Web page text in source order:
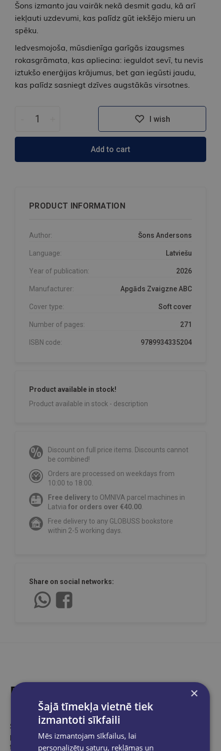
Šons izmanto jau vairāk nekā desmit gadu, kā arī
iekļauti uzdevumi, kas palīdz gūt iekšējo mieru un
spēku.
Iedvesmojoša, mūsdienīga garīgās izaugsmes
rokasgrāmata, kas apliecina: ieguldot sevī, tu nevis
iztukšo enerģijas krājumus, bet gan iegūsti jaudu,
kas palīdz sasniegt dzīves augstākās virsotnes.
I wish
Add to cart
PRODUCT INFORMATION
Author: Šons Andersons
Language: Latviešu
Year of publication: 2026
Manufacturer: Apgāds Zvaigzne ABC
Cover type: Soft cover
Number of pages: 271
ISBN code: 9789934335204
Product available in stock!
Product available in stock - description
Discount on full price items. Discounts cannot
be combined!
Orders are processed on weekdays from
10:00 to 18:00.
Free deliveryto OMNIVA parcel machines in
Latvia for orders over €40.00
Free delivery to any GLOBUSS bookstore
within 2-5 working days.
Share on social networks:
Product description
Šons Andersons(Sean Anderson)ir viens no šobrīd
pazīstamākajiem hiphopa māksliniekiem, aktīvs uzņēmējs un
filantrops.
×
Šajā tīmekļa vietnē tiek
izmantoti sīkfaili
Mēs izmantojam sīkfailus, lai
personalizētu saturu, reklāmas un